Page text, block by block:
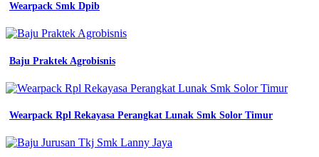
terbaik
oktober
shopee
wearpack
konveksi
seragam
konveksi
seragam
Wearpack Smk Dpib
Baju Praktek Agrobisnis
Wearpack Rpl Rekayasa Perangkat Lunak Smk Solor Timur